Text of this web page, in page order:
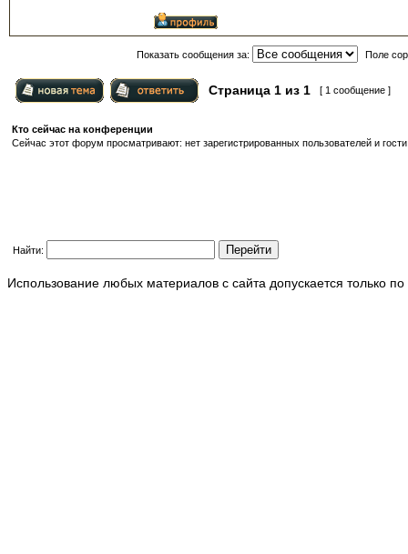
Показать сообщения за: Поле
Страница 1 из 1 [ 1 сообщение ]
Кто сейчас на конференции
Сейчас этот форум просматривают: нет зарегистрированных пользователей и
Найти:
Использование любых материалов с сайта допускается только